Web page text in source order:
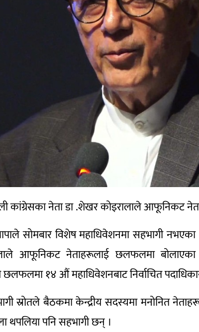
कांग्रेसका नेता डा .शेखर कोइरालाले आफूनिकट
सोमबार विशेष महाधिवेशनमा सहभागी
आफूनिकट नेताहरूलाई छलफलमा बोलाएका
छलफलमा १४ औं महाधिवेशनबाट निर्वाचित
स्रोतले बैठकमा केन्द्रीय सदस्यमा मनोनित नेताहरू
थपलिया पनि सहभागी छन् ।